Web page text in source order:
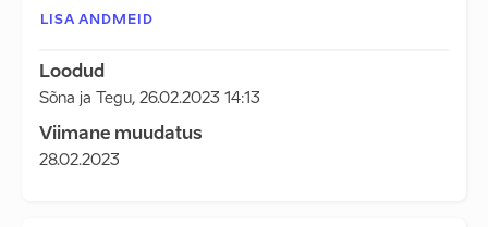
LISA ANDMEID
Loodud
Sõna ja Tegu, 26.02.2023 14:13
Viimane muudatus
28.02.2023